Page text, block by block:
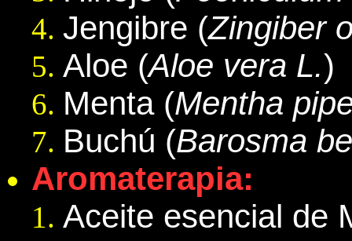
Jengibre (Zingiber
Aloe (Aloe vera L.)
Menta (Mentha
Buchú (Barosma
Aromaterapia:
Aceite esencial de